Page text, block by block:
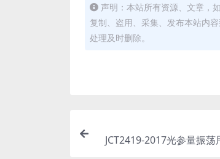
声明：本站所有资源、文章，
复制、盗用、采集、发布本站内
处理及时删除。
JCT2419-2017光参量振